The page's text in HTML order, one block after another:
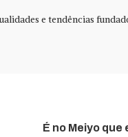
e tendências
É no Meiyo